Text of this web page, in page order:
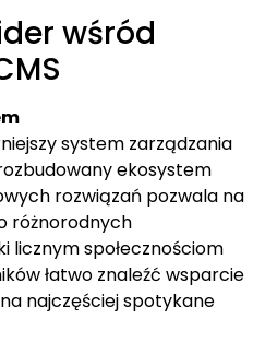
wśród
system zarządzania
ekosystem
rozwiązań pozwala na
różnorodnych
licznym społecznościom
łatwo znaleźć wsparcie
najczęściej spotykane